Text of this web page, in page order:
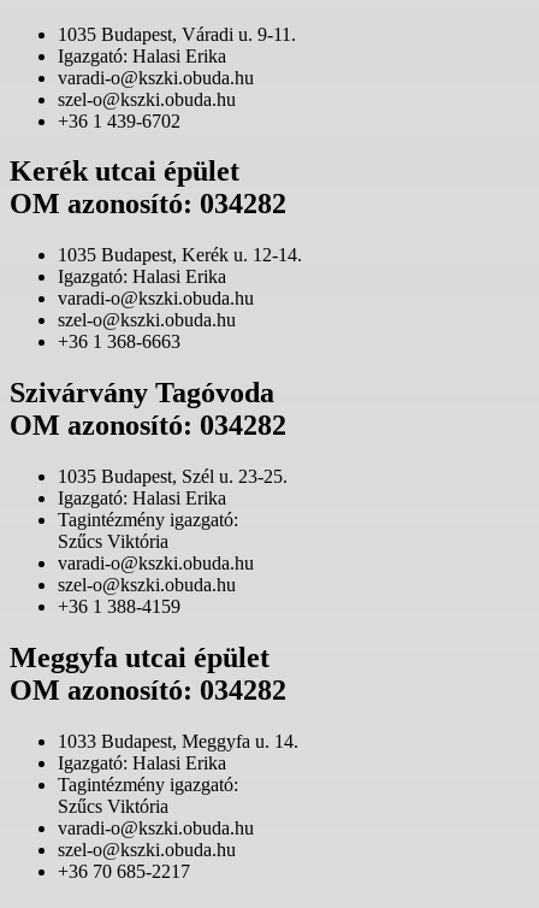
1035 Budapest, Váradi u. 9-11.
Igazgató: Halasi Erika
varadi-o@kszki.obuda.hu
szel-o@kszki.obuda.hu
+36 1 439-6702
Kerék utcai épület
OM azonosító: 034282
1035 Budapest, Kerék u. 12-14.
Igazgató: Halasi Erika
varadi-o@kszki.obuda.hu
szel-o@kszki.obuda.hu
+36 1 368-6663
Szivárvány Tagóvoda
OM azonosító: 034282
1035 Budapest, Szél u. 23-25.
Igazgató: Halasi Erika
Tagintézmény igazgató:
Szűcs Viktória
varadi-o@kszki.obuda.hu
szel-o@kszki.obuda.hu
+36 1 388-4159
Meggyfa utcai épület
OM azonosító: 034282
1033 Budapest, Meggyfa u. 14.
Igazgató: Halasi Erika
Tagintézmény igazgató:
Szűcs Viktória
varadi-o@kszki.obuda.hu
szel-o@kszki.obuda.hu
+36 70 685-2217